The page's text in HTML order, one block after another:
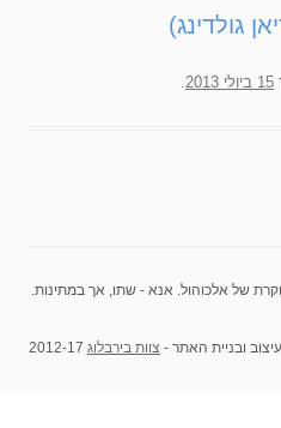
15 ביולי 2013 .
של אלכוהול. אנא - שתו, אך במתינות.
עיצוב ובניית האתר - צוות בירבלוג